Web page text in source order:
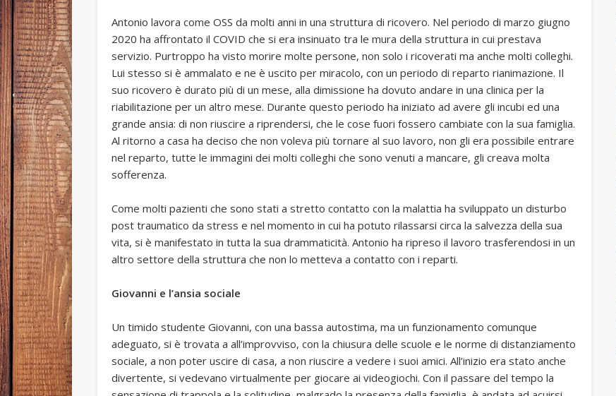
Antonio lavora come OSS da molti anni in una struttura di ricovero. Nel periodo di marzo giugno
2020 ha affrontato il COVID che si era insinuato tra le mura della struttura in cui prestava
servizio. Purtroppo ha visto morire molte persone, non solo i ricoverati ma anche molti colleghi.
Lui stesso si è ammalato e ne è uscito per miracolo, con un periodo di reparto rianimazione. Il
suo ricovero è durato più di un mese, alla dimissione ha dovuto andare in una clinica per la
riabilitazione per un altro mese. Durante questo periodo ha iniziato ad avere gli incubi ed una
grande ansia: di non riuscire a riprendersi, che le cose fuori fossero cambiate con la sua famiglia.
Al ritorno a casa ha deciso che non voleva più tornare al suo lavoro, non gli era possibile entrare
nel reparto, tutte le immagini dei molti colleghi che sono venuti a mancare, gli creava molta
sofferenza.
Come molti pazienti che sono stati a stretto contatto con la malattia ha sviluppato un disturbo
post traumatico da stress e nel momento in cui ha potuto rilassarsi circa la salvezza della sua
vita, si è manifestato in tutta la sua drammaticità. Antonio ha ripreso il lavoro trasferendosi in un
altro settore della struttura che non lo metteva a contatto con i reparti.
Giovanni e l’ansia sociale
Un timido studente Giovanni, con una bassa autostima, ma un funzionamento comunque
adeguato, si è trovata a all’improvviso, con la chiusura delle scuole e le norme di distanziamento
sociale, a non poter uscire di casa, a non riuscire a vedere i suoi amici. All’inizio era stato anche
divertente, si vedevano virtualmente per giocare ai videogiochi. Con il passare del tempo la